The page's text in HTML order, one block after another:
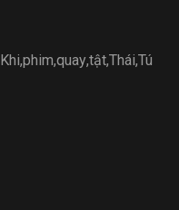
Khi,phim,quay,tật,Thái,Tú